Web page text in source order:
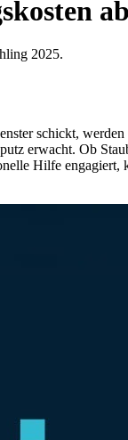
2025.
schickt,
erwacht. Ob
Hilfe engagiert,